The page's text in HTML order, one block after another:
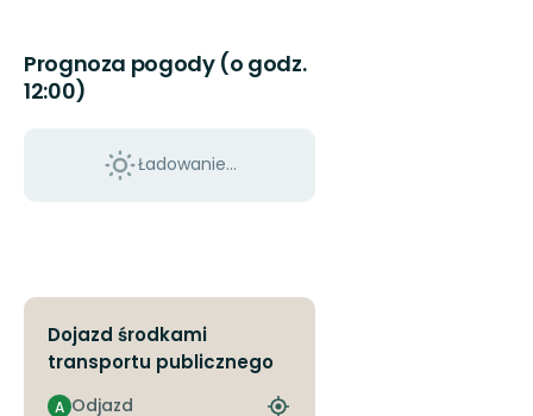
Prognoza pogody (o godz.
12:00)
Ładowanie...
Dojazd środkami
transportu publicznego
Odjazd
A